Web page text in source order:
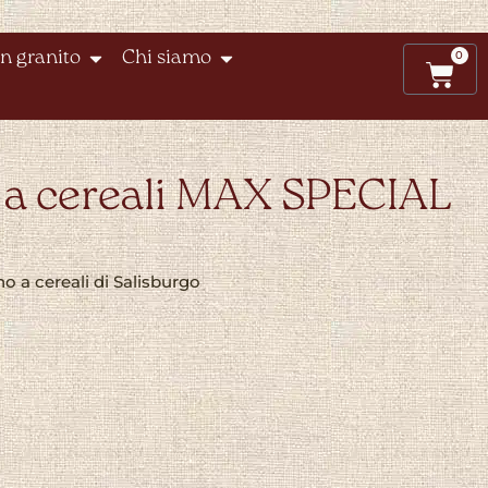
granito Chi siamo 0
cereali MAX SPECIAL
a cereali di Salisburgo